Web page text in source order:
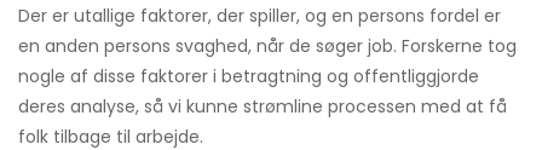
Der er utallige faktorer, der spiller, og en persons fordel er
en anden persons svaghed, når de søger job. Forskerne tog
nogle af disse faktorer i betragtning og offentliggjorde
deres analyse, så vi kunne strømline processen med at få
folk tilbage til arbejde.